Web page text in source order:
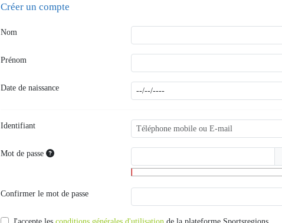
Créer un compte
Nom
Prénom
Date de naissance
Identifiant
Mot de passe
Confirmer le mot de passe